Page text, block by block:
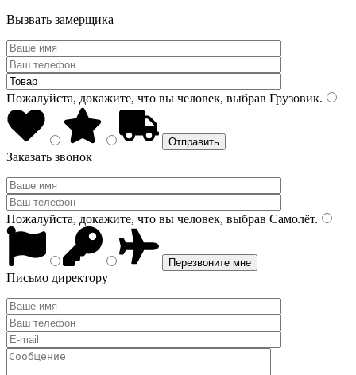
Вызвать замерщика
Пожалуйста, докажите, что вы человек, выбрав Грузовик.
Заказать звонок
Пожалуйста, докажите, что вы человек, выбрав Самолёт.
Письмо директору